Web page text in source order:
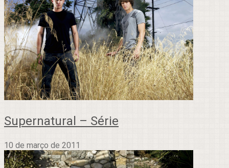
Supernatural – Série
10 de março de 2011